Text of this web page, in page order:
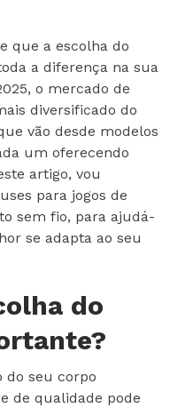
que a escolha do
a diferença na sua
o mercado de
diversificado do
vão desde modelos
um oferecendo
artigo, vou
para jogos de
sem fio, para ajudá-
se adapta ao seu
do
do seu corpo
de qualidade pode